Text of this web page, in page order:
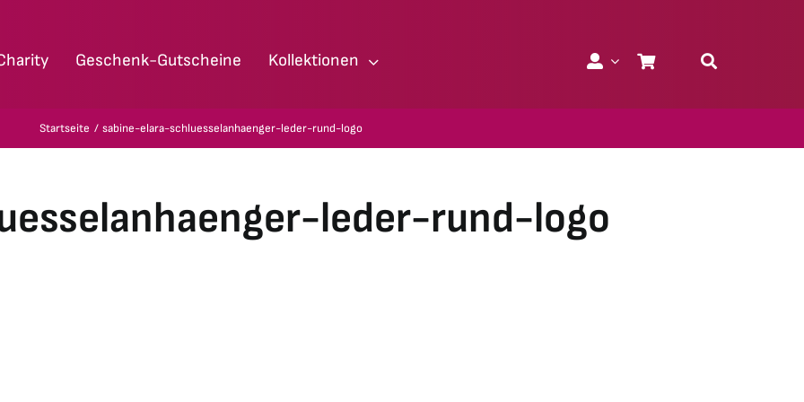
Geschenk-Gutscheine Kollektionen
Startseite sabine-elara-schluesselanhaenger-leder-rund-logo
leder-rund-logo